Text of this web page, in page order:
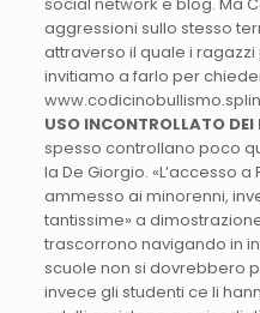
aggressioni sullo stesso
attraverso il quale i
invitiamo a farlo per
USO INCONTROLLATO DEI
spesso controllano poco
la De Giorgio. «L’accesso
ammesso ai minorenni,
tantissime» a
trascorrono navigando in
scuole non si dovrebbero
invece gli studenti ce li